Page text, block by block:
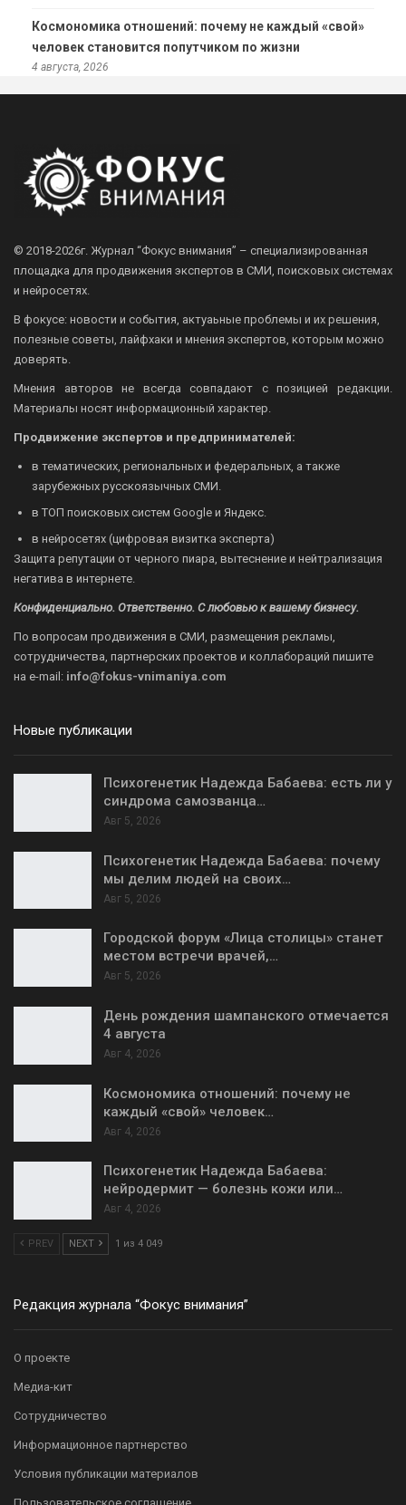
Космономика отношений: почему не каждый «свой»
человек становится попутчиком по жизни
4 августа, 2026
© 2018-2026г. Журнал “Фокус внимания” – специализированная
площадка для продвижения экспертов в СМИ, поисковых системах
и нейросетях.
В фокусе: новости и события, актуаьные проблемы и их решения,
полезные советы, лайфхаки и мнения экспертов, которым можно
доверять.
Мнения авторов не всегда совпадают с позицией редакции.
Материалы носят информационный характер.
Продвижение экспертов и предпринимателей:
в тематических, региональных и федеральных, а также
зарубежных русскоязычных СМИ.
в ТОП поисковых систем Google и Яндекс.
в нейросетях (цифровая визитка эксперта)
Защита репутации от черного пиара, вытеснение и нейтрализация
негатива в интернете.
Конфиденциально. Ответственно. С любовью к вашему бизнесу.
По вопросам продвижения в СМИ, размещения рекламы,
сотрудничества, партнерских проектов и коллабораций пишите
на e-mail: info@fokus-vnimaniya.com
Новые публикации
Психогенетик Надежда Бабаева: есть ли у
синдрома самозванца…
Авг 5, 2026
Психогенетик Надежда Бабаева: почему
мы делим людей на своих…
Авг 5, 2026
Городской форум «Лица столицы» станет
местом встречи врачей,…
Авг 5, 2026
День рождения шампанского отмечается
4 августа
Авг 4, 2026
Космономика отношений: почему не
каждый «свой» человек…
Авг 4, 2026
Психогенетик Надежда Бабаева:
нейродермит — болезнь кожи или…
Авг 4, 2026
PREV NEXT 1 из 4 049
Редакция журнала “Фокус внимания”
О проекте
Медиа-кит
Сотрудничество
Информационное партнерство
Условия публикации материалов